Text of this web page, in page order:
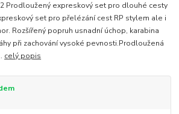
Prodloužený expreskový set pro dlouhé cesty
set pro přelézání cest RP stylem ale i
Rozšířený popruh usnadní úchop, karabina
při zachování vysoké pevnosti.Prodloužená
celý popis